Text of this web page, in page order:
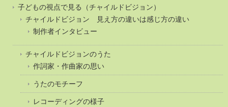
子どもの視点で見る（チャイルドビジョン）
チャイルドビジョン 見え方の違いは感じ方の違い
制作者インタビュー
チャイルドビジョンのうた
作詞家・作曲家の思い
うたのモチーフ
レコーディングの様子